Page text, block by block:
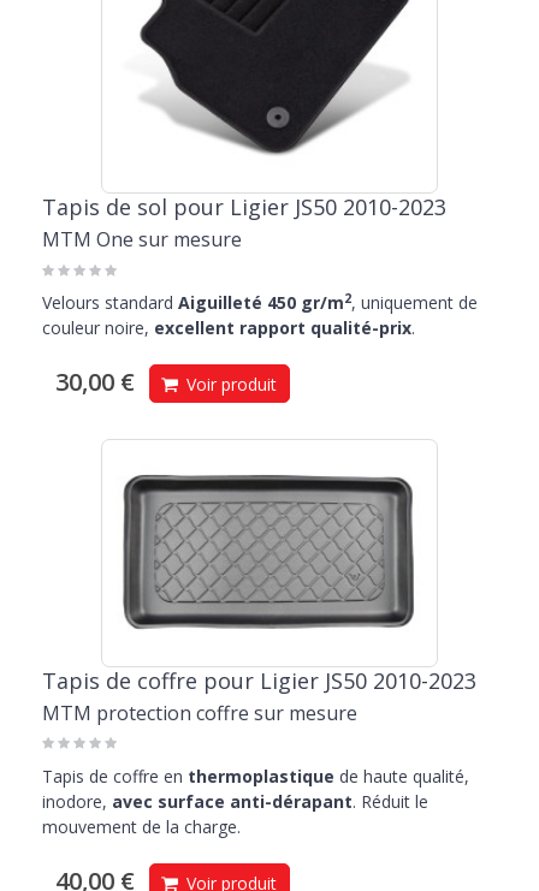
Tapis de sol pour Ligier JS50 2010-2023
MTM One sur mesure
Velours standard Aiguilleté 450 gr/m2, uniquement de
couleur noire, excellent rapport qualité-prix.
30,00 € Voir produit
Tapis de coffre pour Ligier JS50 2010-2023
MTM protection coffre sur mesure
Tapis de coffre en thermoplastique de haute qualité,
inodore, avec surface anti-dérapant. Réduit le
mouvement de la charge.
40,00 € Voir produit